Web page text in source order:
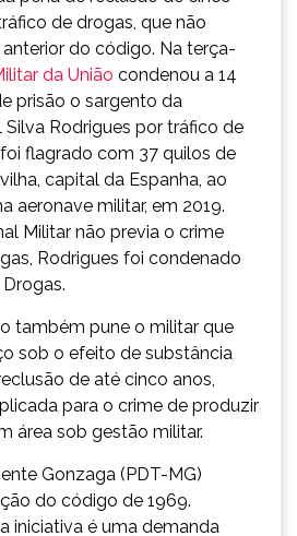
de drogas, que não
do código. Na terça-
da União condenou a 14
prisão o sargento da
Rodrigues por tráfico de
flagrado com 37 quilos de
capital da Espanha, ao
aeronave militar, em 2019.
Militar não previa o crime
Rodrigues foi condenado
também pune o militar que
sob o efeito de substância
de até cinco anos,
para o crime de produzir
área sob gestão militar.
Gonzaga (PDT-MG)
do código de 1969.
iniciativa é uma demanda